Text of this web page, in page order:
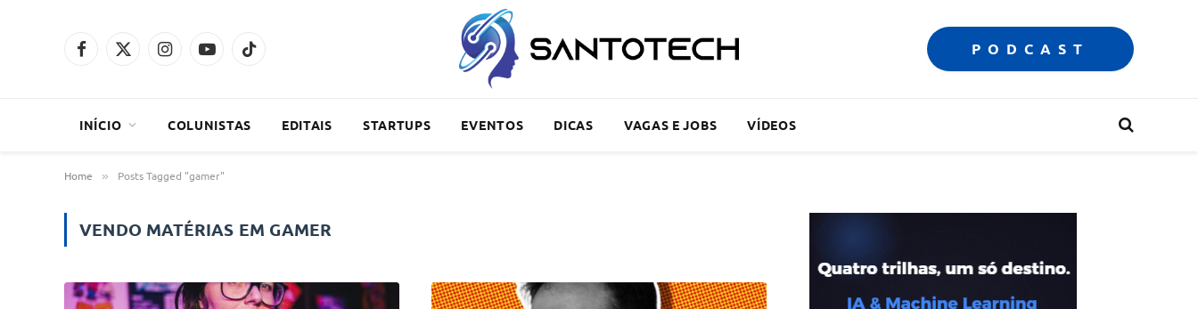
Facebook
X
InstagramYouTubeTikTok PODCAST
INÍCIO COLUNISTAS EDITAIS STARTUPS EVENTOS DICAS VAGAS E JOBS VÍDEOS
Home » Posts Tagged "gamer"
VENDO MATÉRIAS EM GAMER